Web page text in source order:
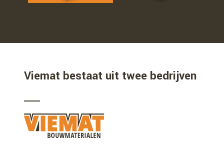
Viemat bestaat uit twee bedrijven